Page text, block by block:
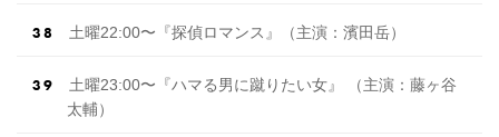
土曜22:00〜『探偵ロマンス』（主演：濱田岳）
土曜23:00〜『ハマる男に蹴りたい女』 （主演：藤ヶ谷
太輔）